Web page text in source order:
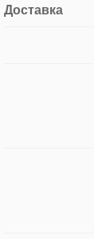
Доставка